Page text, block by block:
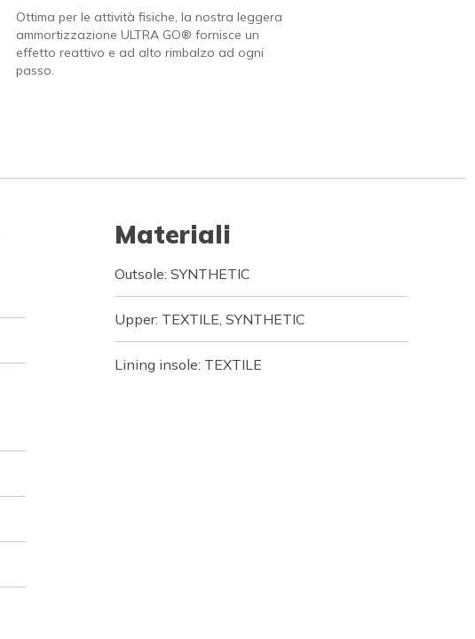
Ottima per le attività fisiche, la nostra leggera
ammortizzazione ULTRA GO® fornisce un
effetto reattivo e ad alto rimbalzo ad ogni
passo.
Materiali
Outsole: SYNTHETIC
Upper: TEXTILE, SYNTHETIC
Lining insole: TEXTILE